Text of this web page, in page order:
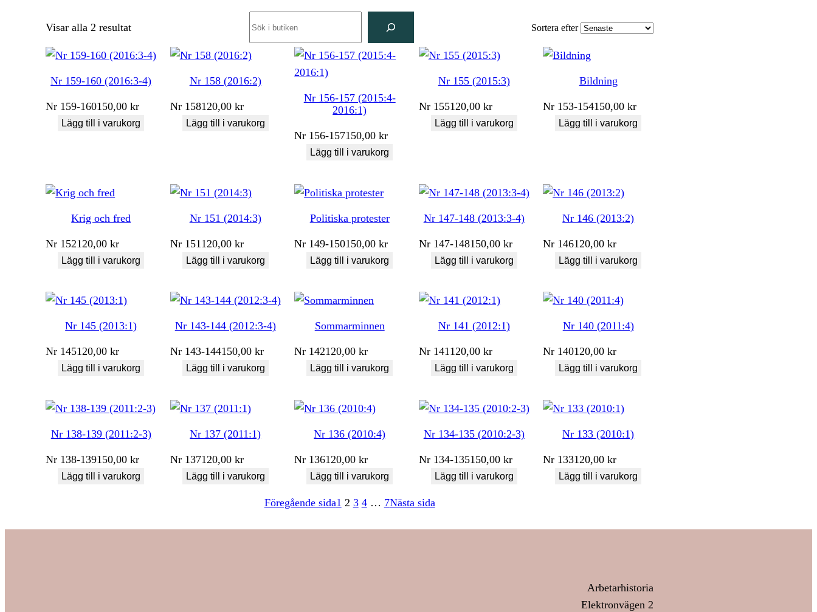
Visar alla 2 resultatSortera
senaste
Sortera efter
Nr 159-160 (2016:3-4)
Nr 159-160150,00kr
Lägg till i varukorg
Nr 158 (2016:2)
Nr 158120,00 kr
Lägg till i varukorg
Nr 156-157 (2015:4-
2016:1)
Nr 156-157150,00kr
Lägg till i varukorg
Nr 155 (2015:3)
Nr 155120,00 kr
Lägg till i varukorg
Bildning
Nr 153-154150,00kr
Lägg till i varukorg
Krig och fred
Nr 152120,00kr
Lägg till i varukorg
Nr 151 (2014:3)
Nr 151 120,00 kr
Lägg till i varukorg
Politiska protester
Nr 149-150150,00kr
Lägg till i varukorg
Nr 147-148 (2013:3-4)
Nr 147-148150,00 kr
Lägg till i varukorg
Nr 146 (2013:2)
Nr 146120,00kr
Lägg till i varukorg
Nr 145 (2013:1)
Nr 145120,00kr
Lägg till i varukorg
Nr 143-144 (2012:3-4)
Nr 143-144150,00 kr
Lägg till i varukorg
Sommarminnen
Nr 142120,00kr
Lägg till i varukorg
Nr 141 (2012:1)
Nr 141120,00 kr
Lägg till i varukorg
Nr 140 (2011:4)
Nr 140120,00kr
Lägg till i varukorg
Nr 138-139 (2011:2-3)
Nr 138-139150,00kr
Lägg till i varukorg
Nr 137 (2011:1)
Nr 137120,00 kr
Lägg till i varukorg
Nr 136 (2010:4)
Nr 136120,00kr
Lägg till i varukorg
Nr 134-135 (2010:2-3)
Nr 134-135150,00 kr
Lägg till i varukorg
Nr 133 (2010:1)
Nr 133120,00kr
Lägg till i varukorg
Föregående sida1 2 3 4 … 7Nästa sida
Arbetarhistoria
Elektronvägen 2